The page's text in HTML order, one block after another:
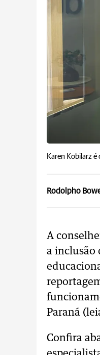
Karen Kobilarz é
Rodolpho
A
a inclusão
Paraná
Confira